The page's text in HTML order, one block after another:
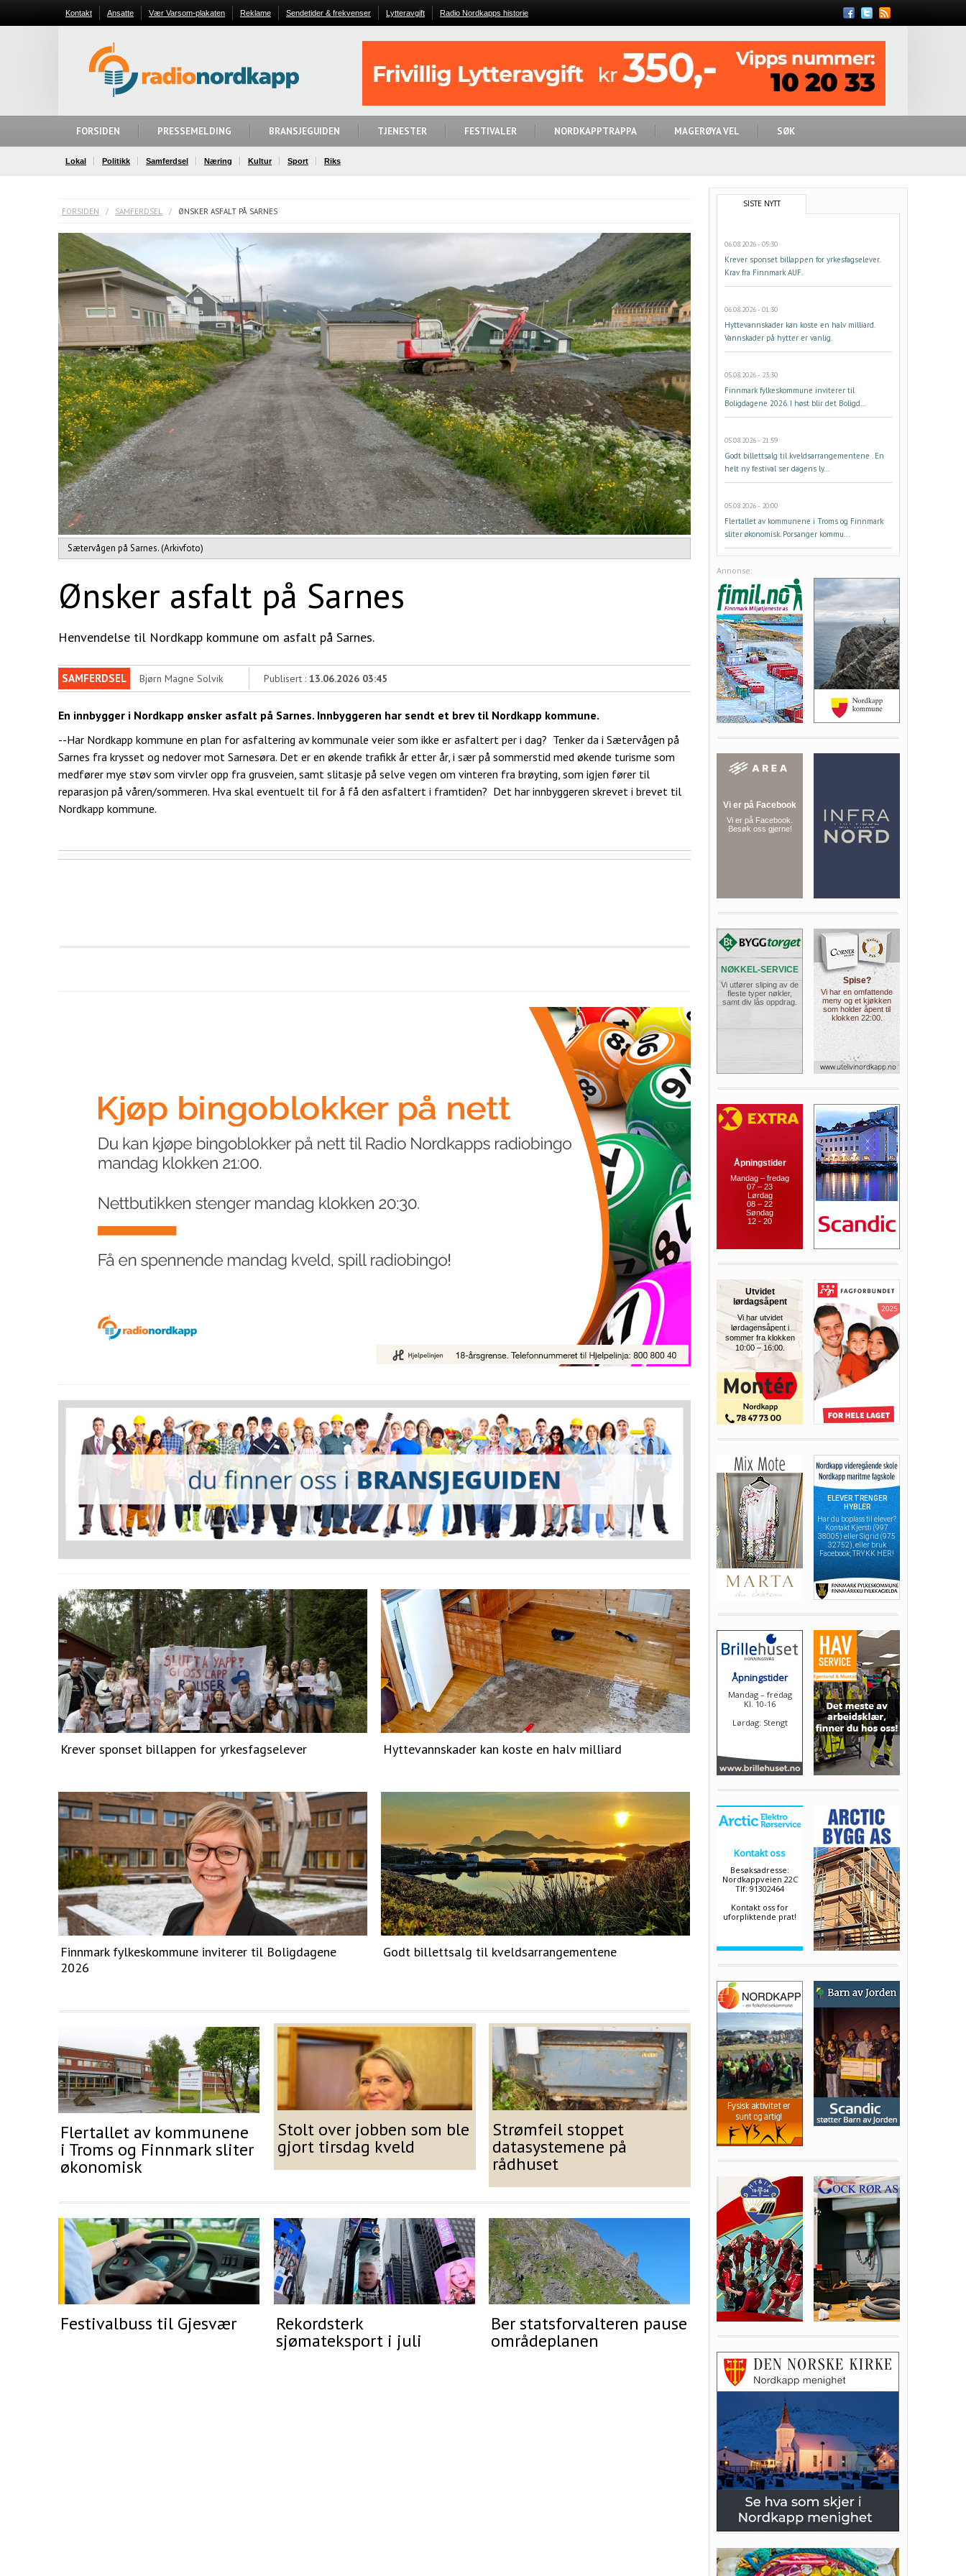
Kontakt Ansatte Vær Varsom-plakaten Reklame Sendetider & frekvenser Lytteravgift
Radio Nordkapps historie
Feed
FORSIDEN PRESSEMELDING BRANSJEGUIDEN TJENESTER FESTIVALER NORDKAPPTRAPPA MAGERØYA VEL SØK
Lokal Politikk Samferdsel Næring Kultur Sport Riks
FORSIDEN / SAMFERDSEL / ØNSKER ASFALT PÅ SARNES
Sætervågen på Sarnes. (Arkivfoto)
Ønsker asfalt på Sarnes
Henvendelse til Nordkapp kommune om asfalt på Sarnes.
SAMFERDSEL Bjørn Magne Solvik Publisert : 13.06.2026 03:45
En innbygger i Nordkapp ønsker asfalt på Sarnes. Innbyggeren har sendt et brev til Nordkapp kommune.
--Har Nordkapp kommune en plan for asfaltering av kommunale veier som ikke er asfaltert per i dag? Tenker da i Sætervågen på
Sarnes fra krysset og nedover mot Sarnesøra. Det er en økende trafikk år etter år, i sær på sommerstid med økende turisme som
medfører mye støv som virvler opp fra grusveien, samt slitasje på selve vegen om vinteren fra brøyting, som igjen fører til
reparasjon på våren/sommeren. Hva skal eventuelt til for å få den asfaltert i framtiden? Det har innbyggeren skrevet i brevet til
Nordkapp kommune.
Krever sponset billappen for yrkesfagselever Hyttevannskader kan koste en halv milliard
Finnmark fylkeskommune inviterer til Boligdagene
2026
Godt billettsalg til kveldsarrangementene
Flertallet av kommunene
i Troms og Finnmark sliter
økonomisk
Stolt over jobben som ble
gjort tirsdag kveld
Strømfeil stoppet
datasystemene på
rådhuset
Festivalbuss til Gjesvær Rekordsterk
sjømateksport i juli
Ber statsforvalteren pause
områdeplanen
SISTE NYTT
06.08.2026 - 05:30
Krever sponset billappen for yrkesfagselever.
Krav fra Finnmark AUF.
06.08.2026 - 01:30
Hyttevannskader kan koste en halv milliard.
Vannskader på hytter er vanlig.
05.08.2026 - 23:30
Finnmark fylkeskommune inviterer til
Boligdagene 2026. I høst blir det Boligd...
05.08.2026 - 21:59
Godt billettsalg til kveldsarrangementene . En
helt ny festival ser dagens ly...
05.08.2026 - 20:00
Flertallet av kommunene i Troms og Finnmark
sliter økonomisk. Porsanger kommu...
Annonse: